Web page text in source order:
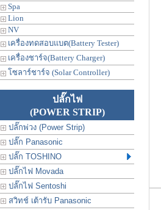
Spa
Lion
NV
เครื่องทดสอบแบต(Battery Tester)
เครื่องชาร์จ(Battery Charger)
โซลาร์ชาร์จ (Solar Controller)
ปลั๊กไฟ
(POWER STRIP)
ปลั๊กพ่วง (Power Strip)
ปลั๊ก Panasonic
ปลั๊ก TOSHINO
ปลั๊กไฟ Movada
ปลั๊กไฟ Sentoshi
สวิทช์ เต้ารับ Panasonic